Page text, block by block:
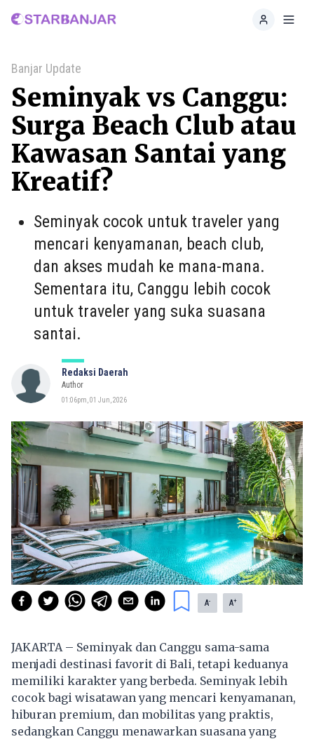
Home
Banjar Update
Seminyak vs Canggu:
Surga Beach Club atau
Kawasan Santai yang
Kreatif?
Seminyak cocok untuk traveler yang
mencari kenyamanan, beach club,
dan akses mudah ke mana-mana.
Sementara itu, Canggu lebih cocok
untuk traveler yang suka suasana
santai.
Redaksi Daerah
Author
01:06pm, 01 Jun, 2026
A- A+
JAKARTA – Seminyak dan Canggu sama-sama
menjadi destinasi favorit di Bali, tetapi keduanya
memiliki karakter yang berbeda. Seminyak lebih
cocok bagi wisatawan yang mencari kenyamanan,
hiburan premium, dan mobilitas yang praktis,
sedangkan Canggu menawarkan suasana yang